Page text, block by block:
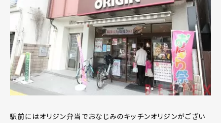
駅前にはオリジン弁当でおなじみのキッチンオリジンがござい